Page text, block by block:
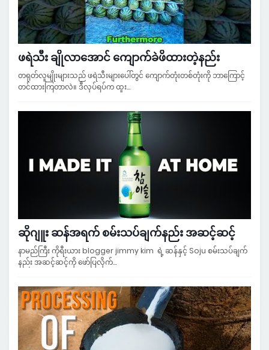
ဖရဲသီး ချိုလာအောင် ကျောက်ခဲဖိထားတဲ့နည်း
တရုတ်လူမျိုးများသည် ဖရဲသီးများပေါ်တွင် ကျောက်တုံးတစ်တုံးကို ဘာကြောင့်
တင်ထားကြတာလဲ။ ဒီလုပ်ရပ်က ထူး…
ဆိုဂျူး ဆန်အရက် စမ်းသပ်ချက်နည်း အဆင့်ဆင့်
နာမည်ကြီး ကိုရီးယား blogger jimmy kim ရဲ့ ဆန်နှင့် Soju စမ်းသပ်ချက်
နည်း အဆင့်ဆင့်ကို ဖော်ပြလိုက်…